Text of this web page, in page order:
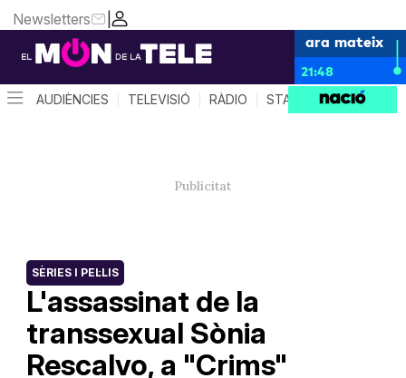
|
Newsletters
ara mateix
21:48
AUDIÈNCIES TELEVISIÓ RÀDIO STAR SYSTEM
L'assassinat de la
transsexual Sònia
Rescalvo, a "Crims"
SÈRIES I PEL·LIS